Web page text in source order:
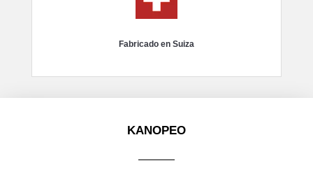
Fabricado en Suiza
KANOPEO